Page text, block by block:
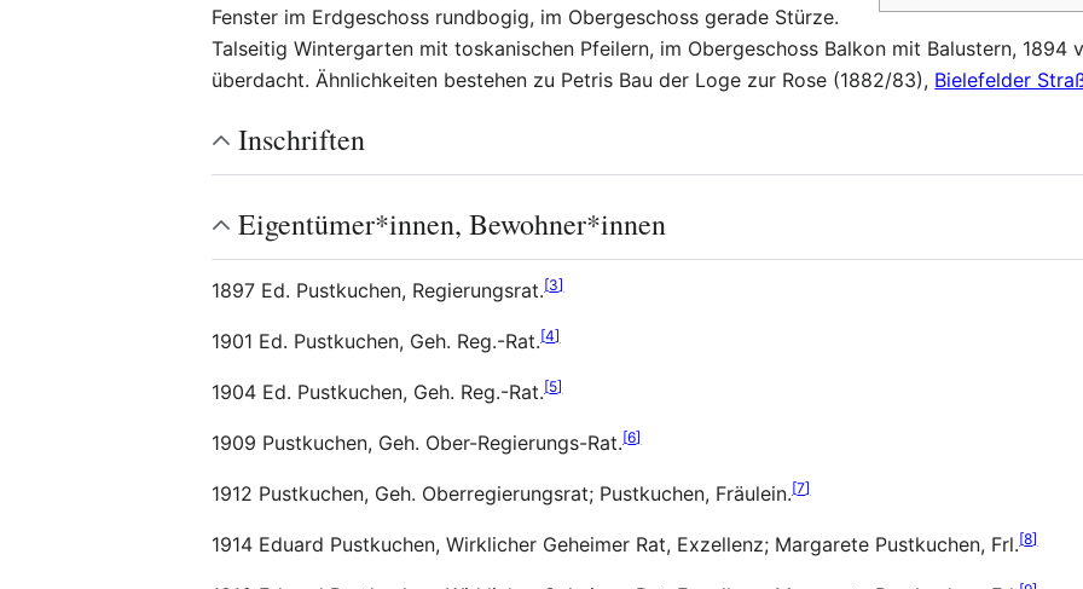
Fenster im Erdgeschoss rundbogig, im Obergeschoss gerade Stürze.
Talseitig Wintergarten mit toskanischen Pfeilern, im Obergeschoss Balkon mit Balustern, 1894
überdacht. Ähnlichkeiten bestehen zu Petris Bau der Loge zur Rose (1882/83), Bielefelder
Inschriften
Eigentümer*innen, Bewohner*innen
1897 Ed. Pustkuchen, Regierungsrat.[3]
1901 Ed. Pustkuchen, Geh. Reg.-Rat.[4]
1904 Ed. Pustkuchen, Geh. Reg.-Rat.[5]
1909 Pustkuchen, Geh. Ober-Regierungs-Rat.[6]
1912 Pustkuchen, Geh. Oberregierungsrat; Pustkuchen, Fräulein.[7]
1914 Eduard Pustkuchen, Wirklicher Geheimer Rat, Exzellenz; Margarete Pustkuchen, Frl.[8]